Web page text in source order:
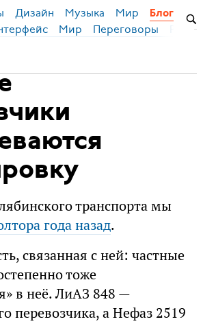
Дизайн Музыка Мир Блог
Мир Переговоры
транспорта мы
года назад.
связанная с ней: частные
тоже
в неё. ЛиАЗ 848 —
перевозчика, а Нефаз 2519